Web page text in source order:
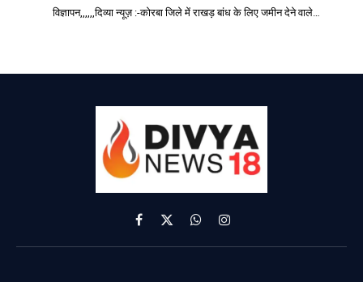
विज्ञापन,,,,,,दिव्या न्यूज़ :-कोरबा जिले में राखड़ बांध के लिए जमीन देने वाले…
Facebook
X
(Twitter)
WhatsAppInstagram